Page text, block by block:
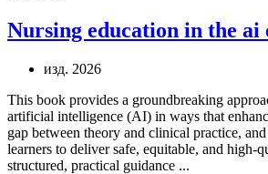
Nursing education in the ai
изд. 2026
This book provides a groundbreaking
artificial intelligence (AI) in ways that
gap between theory and clinical practice,
learners to deliver safe, equitable, and high-
structured, practical guidance ...